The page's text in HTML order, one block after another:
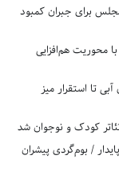
برای جبران کمبود
محوریت هم‌افزایی
تا استقرار میز
کودک و نوجوان شد
/ بوم‌گردی پیشران